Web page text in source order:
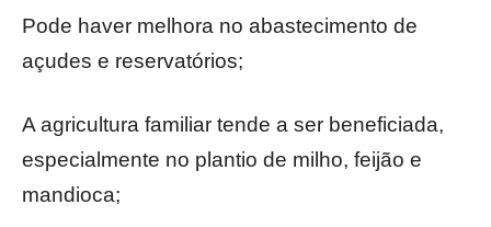
Pode haver melhora no abastecimento de
açudes e reservatórios;
A agricultura familiar tende a ser beneficiada,
especialmente no plantio de milho, feijão e
mandioca;